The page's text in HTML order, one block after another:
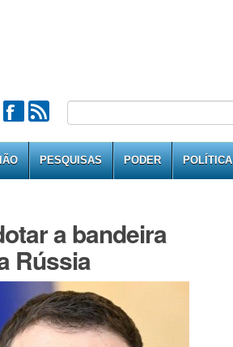
PESQUISAS PODER POLÍTICA
a bandeira
Rússia